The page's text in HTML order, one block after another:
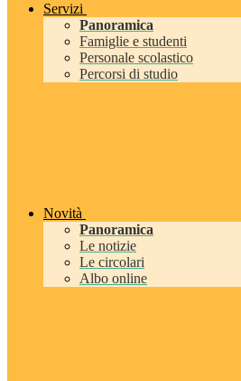
Servizi
Panoramica
Famiglie e studenti
Personale scolastico
Percorsi di studio
Novità
Panoramica
Le notizie
Le circolari
Albo online